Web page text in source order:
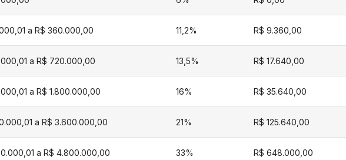
a R$ 360.000,00 11,2% R$ 9.360,00
a R$ 720.000,00 13,5% R$ 17.640,00
a R$ 1.800.000,00 16% R$ 35.640,00
a R$ 3.600.000,00 21% R$ 125.640,00
a R$ 4.800.000,00 33% R$ 648.000,00